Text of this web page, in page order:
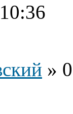
»